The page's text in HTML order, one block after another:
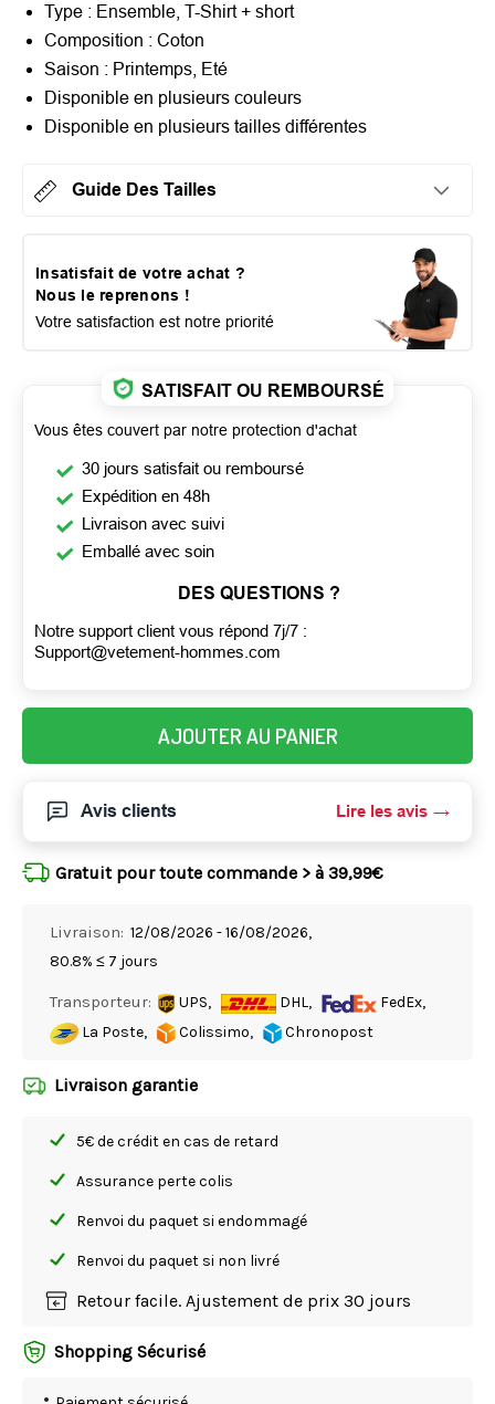
Type : Ensemble, T-Shirt + short
Composition : Coton
Saison : Printemps, Eté
Disponible en plusieurs couleurs
Disponible en plusieurs tailles différentes
Guide Des Tailles
Insatisfait de votre achat ?
Nous le reprenons !
Votre satisfaction est notre priorité
SATISFAIT OU REMBOURSÉ
Vous êtes couvert par notre protection d'achat
30 jours satisfait ou remboursé
Expédition en 48h
Livraison avec suivi
Emballé avec soin
DES QUESTIONS ?
Notre support client vous répond 7j/7 :
Support@vetement-hommes.com
AJOUTER AU PANIER
Avis clients Lire les avis
Gratuit pour toute commande > à 39,99€
Livraison: 12/08/2026 - 16/08/2026,
80.8% ≤ 7 jours
Transporteur: UPS, DHL,
FedEx,
La Poste,
Colissimo, Chronopost
Livraison garantie
5€ de crédit en cas de retard
Assurance perte colis
Renvoi du paquet si endommagé
Renvoi du paquet si non livré
Retour facile. Ajustement de prix 30 jours
Shopping Sécurisé